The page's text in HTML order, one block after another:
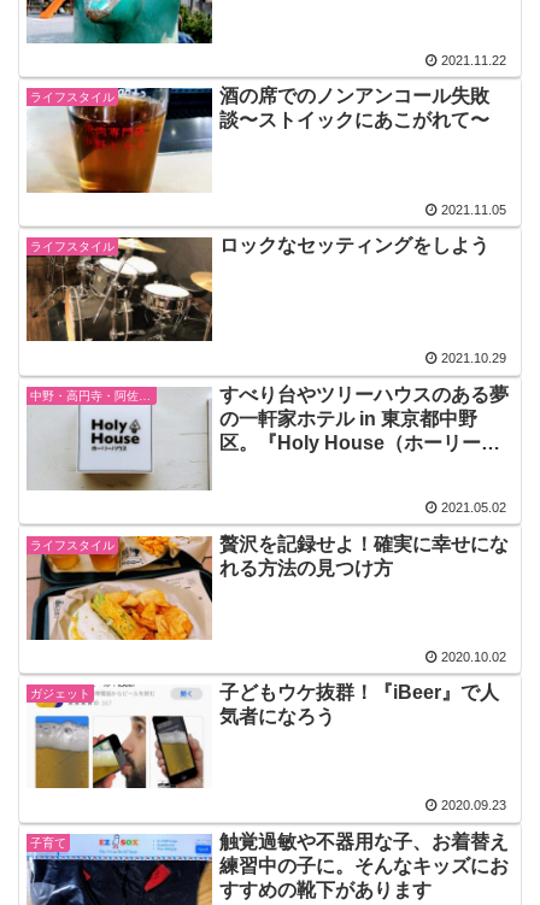
2021.11.22
ライフスタイル
酒の席でのノンアンコール失敗
談〜ストイックにあこがれて〜
2021.11.05
ライフスタイル ロックなセッティングをしよう
2021.10.29
すべり台やツリーハウスのある夢
の一軒家ホテル in 東京都中野
区。『Holy House（ホーリーハ
2021.05.02
ライフスタイル
贅沢を記録せよ！確実に幸せにな
れる方法の見つけ方
2020.10.02
ガジェット
子どもウケ抜群！『iBeer』で人
気者になろう
2020.09.23
子育て
触覚過敏や不器用な子、お着替え
練習中の子に。そんなキッズにお
すすめの靴下があります